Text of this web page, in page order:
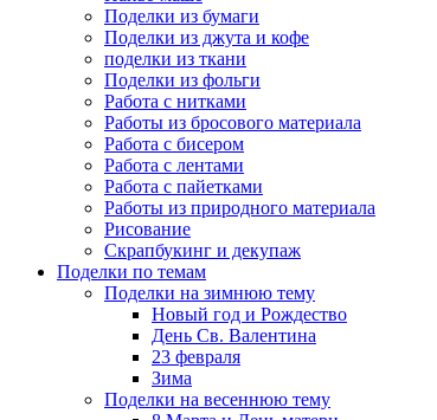
Поделки из бумаги
Поделки из джута и кофе
поделки из ткани
Поделки из фольги
Работа с нитками
Работы из бросового материала
Работа с бисером
Работа с лентами
Работа с пайетками
Работы из природного материала
Рисование
Скрапбукинг и декупаж
Поделки по темам
Поделки на зимнюю тему
Новый год и Рождество
День Св. Валентина
23 февраля
Зима
Поделки на весеннюю тему